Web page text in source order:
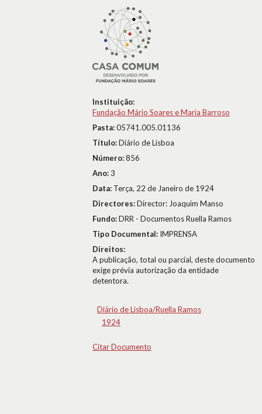
Instituição:
Fundação Mário Soares e Maria Barroso
Pasta:05741.005.01136
Título:Diário de Lisboa
Número:856
Ano:3
Data: Terça, 22 de Janeiro de 1924
Directores:Director: Joaquim Manso
Fundo:DRR - Documentos Ruella Ramos
Tipo Documental: IMPRENSA
Direitos:
A publicação, total ou parcial, deste documento
exige prévia autorização da entidade
detentora.
Diário de Lisboa/Ruella Ramos
1924
Citar Documento